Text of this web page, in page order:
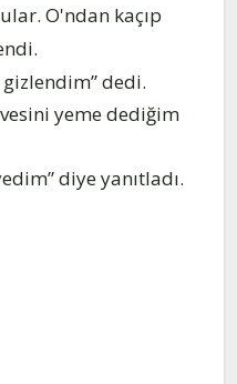
O'ndan kaçıp
dedi.
yeme dediğim
diye yanıtladı.